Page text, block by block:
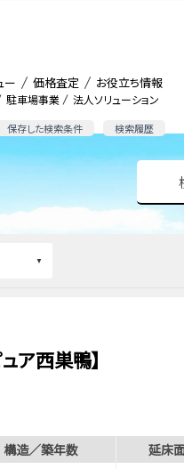
駐車場事業 法人ソリューション
保存した検索条件 検索履歴
ー 価格査定 お役立ち情報
ア西巣鴨】
構造／築年数 延床